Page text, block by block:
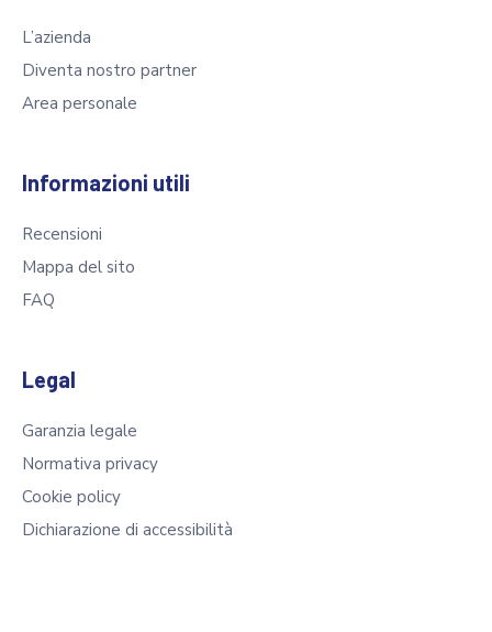
L’azienda
Diventa nostro partner
Area personale
Informazioni utili
Recensioni
Mappa del sito
FAQ
Legal
Garanzia legale
Normativa privacy
Cookie policy
Dichiarazione di accessibilità